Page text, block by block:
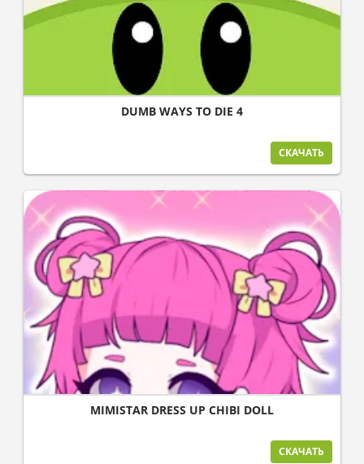
DUMB WAYS TO DIE 4
СКАЧАТЬ
MIMISTAR DRESS UP CHIBI DOLL
СКАЧАТЬ